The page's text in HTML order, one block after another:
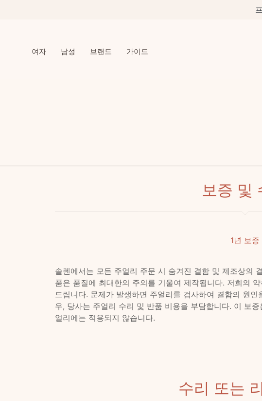
여자 남성 브랜드 가이드
보증 및
1년 보증
솔렌에서는 모든 주얼리 주문 시 숨겨진 결함 및 제조상의
품은 품질에 최대한의 주의를 기울여 제작됩니다. 저희의
드립니다. 문제가 발생하면 주얼리를 검사하여 결함의 원
우, 당사는 주얼리 수리 및 반품 비용을 부담합니다. 이 보
얼리에는 적용되지 않습니다.
수리 또는